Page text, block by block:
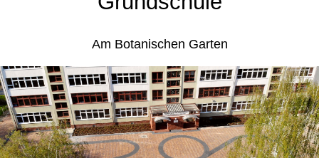
Am Botanischen Garten